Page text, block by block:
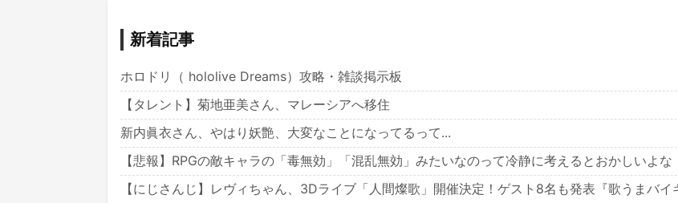
新着記事
ホロドリ（ hololive Dreams）攻略・雑談掲示板
【タレント】菊地亜美さん、マレーシアへ移住
新内眞衣さん、やはり妖艶、大変なことになってるって...
【悲報】RPGの敵キャラの「毒無効」「混乱無効」みたいなのって冷静に考えるとおかしいよな
【にじさんじ】レヴィちゃん、3Dライブ「人間燦歌」開催決定！ゲスト8名も発表『歌うまバ